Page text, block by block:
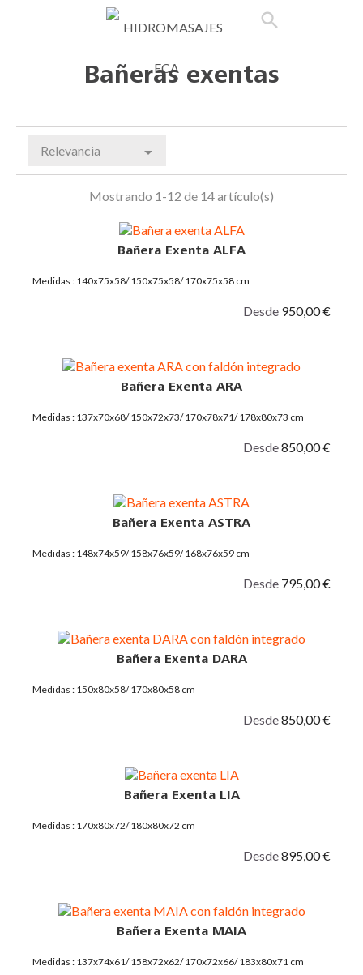
search
Bañeras exentas
Relevancia 
Mostrando 1-12 de 14 artículo(s)
Bañera Exenta ALFA
Medidas : 140x75x58/ 150x75x58/ 170x75x58 cm
Desde 950,00 €
Bañera Exenta ARA
Medidas : 137x70x68/ 150x72x73/ 170x78x71/ 178x80x73 cm
Desde850,00 €
Bañera Exenta ASTRA
Medidas : 148x74x59/ 158x76x59/ 168x76x59 cm
Desde 795,00 €
Bañera Exenta DARA
Medidas : 150x80x58/ 170x80x58 cm
Desde850,00 €
Bañera Exenta LIA
Medidas : 170x80x72/ 180x80x72 cm
Desde895,00 €
Bañera Exenta MAIA
Medidas : 137x74x61/ 158x72x62/ 170x72x66/ 183x80x71 cm